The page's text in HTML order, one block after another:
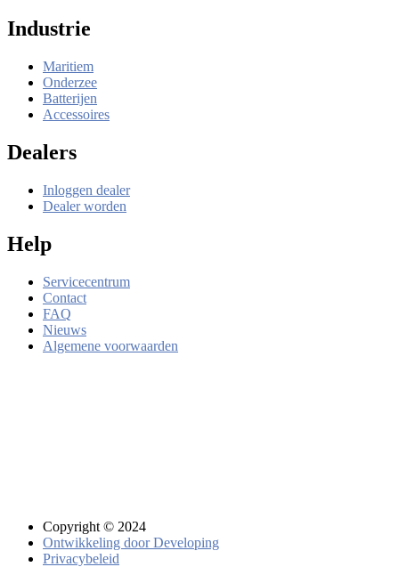
Industrie
Maritiem
Onderzee
Batterijen
Accessoires
Dealers
Inloggen dealer
Dealer worden
Help
Servicecentrum
Contact
FAQ
Nieuws
Algemene voorwaarden
Copyright © 2024
Ontwikkeling door Developing
Privacybeleid